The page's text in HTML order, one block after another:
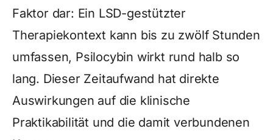
Faktor dar: Ein LSD-gestützter
Therapiekontext kann bis zu zwölf Stunden
umfassen, Psilocybin wirkt rund halb so
lang. Dieser Zeitaufwand hat direkte
Auswirkungen auf die klinische
Praktikabilität und die damit verbundenen